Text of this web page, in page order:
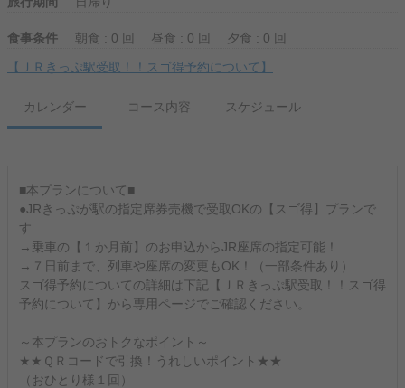
食事条件 朝食 : 0 回 昼食 : 0 回
夕食 : 0 回
【ＪＲきっぷ駅受取！！スゴ得予約について】
カレンダー コース内容 スケジュール
■本プランについて■
●JRきっぷが駅の指定席券売機で受取OKの【スゴ得】プランで
す
→乗車の【１か月前】のお申込からJR座席の指定可能！
→７日前まで、列車や座席の変更もOK！（一部条件あり）
スゴ得予約についての詳細は下記【ＪＲきっぷ駅受取！！スゴ得
予約について】から専用ページでご確認ください。
～本プランのおトクなポイント～
★★ＱＲコードで引換！うれしいポイント★★
（おひとり様１回）